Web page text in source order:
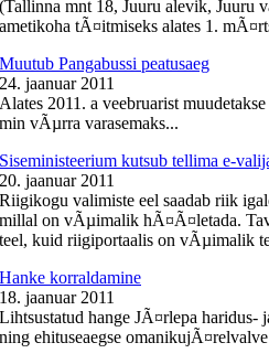
(Tallinna mnt 18, Juuru alevik, Juuru
ametikoha tÃ¤itmiseks alates 1.
Muutub Pangabussi peatusaeg
24. jaanuar 2011
Alates 2011. a veebruarist
min vÃµrra varasemaks...
Siseministeerium kutsub tellima e-
20. jaanuar 2011
Riigikogu valimiste eel saadab riik
millal on vÃµimalik hÃ¤Ã¤letada.
teel, kuid riigiportaalis on vÃµimalik
Hanke korraldamine
18. jaanuar 2011
Lihtsustatud hange JÃ¤rlepa
ning ehituseaegse